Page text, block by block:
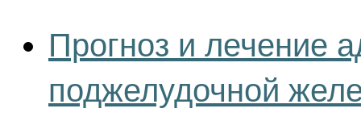
Прогноз и лечение
поджелудочной